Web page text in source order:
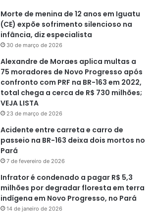
Morte de menina de 12 anos em Iguatu
(CE) expõe sofrimento silencioso na
infância, diz especialista
30 de março de 2026
Alexandre de Moraes aplica multas a
75 moradores de Novo Progresso após
confronto com PRF na BR-163 em 2022,
total chega a cerca de R$ 730 milhões;
VEJA LISTA
23 de março de 2026
Acidente entre carreta e carro de
passeio na BR-163 deixa dois mortos no
Pará
7 de fevereiro de 2026
Infrator é condenado a pagar R$ 5,3
milhões por degradar floresta em terra
indígena em Novo Progresso, no Pará
14 de janeiro de 2026